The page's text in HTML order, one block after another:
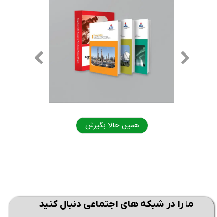
همین حالا بگیرش
ما را در شبکه های اجتماعی دنبال کنید